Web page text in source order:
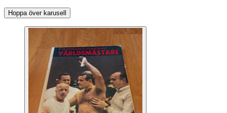
Hoppa över karusell